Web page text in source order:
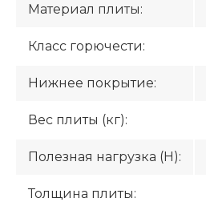
Материал плиты:
Класс горючести:
Нижнее покрытие:
Вес плиты (кг):
Полезная нагрузка (H):
Толщина плиты: